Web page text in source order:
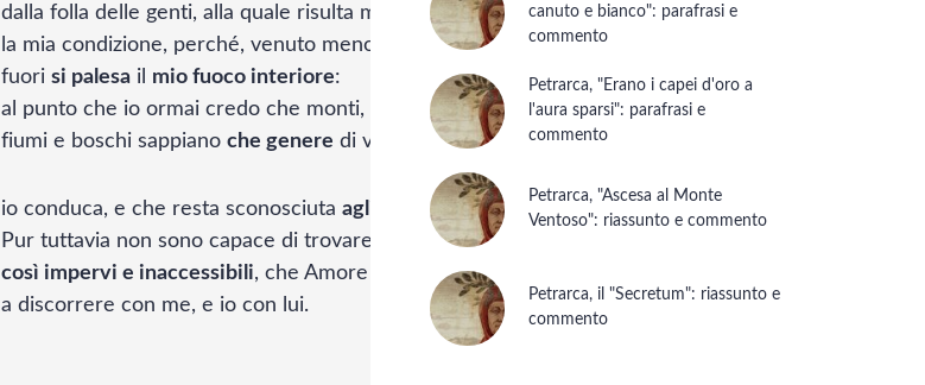
dalla folla delle genti, alla quale risulta manifesta
la mia condizione, perché, venuto meno ogni impeto di allegria,
fuori si palesail mio fuoco interiore:
al punto che io ormai credo che monti, pianure,
fiumi e boschi sappiano che genere di vita
io conduca, e che resta sconosciutaagli altri uomini.
Pur tuttavia non sono capace di trovare
percorsi
così impervi e inaccessibili, che Amore non venga sempre
a discorrere con me, e io con lui.
canuto e bianco": parafrasi e
commento
Petrarca, "Erano i capei d'oro a
l'aura sparsi": parafrasi e
commento
Petrarca, "Ascesa al Monte
Ventoso": riassunto e commento
Petrarca, il "Secretum": riassunto e
commento